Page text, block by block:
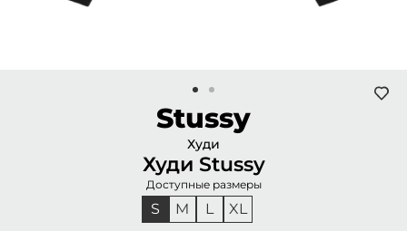
Stussy
Худи
Худи Stussy
Доступные размеры
S M L XL